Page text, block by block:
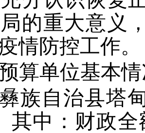
的重大意义
情防控工作。
算单位基本
族自治县塔
其中：财政